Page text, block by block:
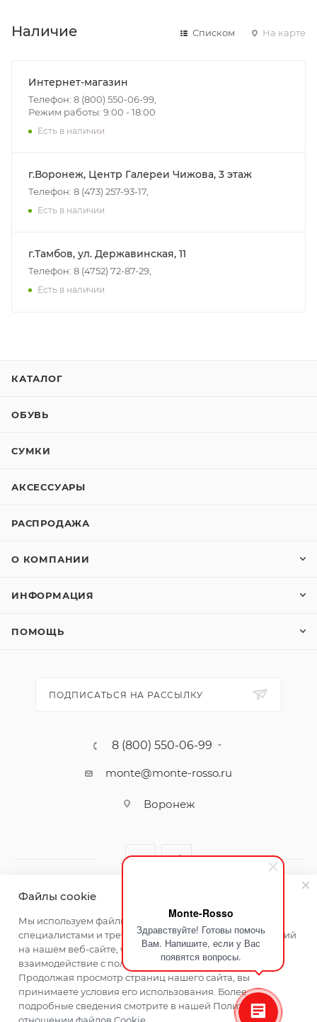
Monte-Rosso
Здравствуйте! Готовы помочь
Вам. Напишите, если у Вас
появятся вопросы.
Наличие Списком На карте
Интернет-магазин
Телефон: 8 (800) 550-06-99,
Режим работы: 9:00 - 18:00
Есть в наличии
г.Воронеж, Центр Галереи Чижова, 3 этаж
Телефон: 8 (473) 257-93-17,
Есть в наличии
г.Тамбов, ул. Державинская, 11
Телефон: 8 (4752) 72-87-29,
Есть в наличии
КАТАЛОГ
ОБУВЬ
СУМКИ
АКСЕССУАРЫ
РАСПРОДАЖА
О КОМПАНИИ
ИНФОРМАЦИЯ
ПОМОЩЬ
ПОДПИСАТЬСЯ НА РАССЫЛКУ
8 (800) 550-06-99
monte@monte-rosso.ru
Воронеж
2026 ©Monte Rosso - магазины обуви и аксессуаров для
женщин
Файлы cookie
Мы используем файлы cookie, разработанные нашими
специалистами и третьими лицами, для анализа событий
на нашем веб-сайте, что позволяет нам улучшать
взаимодействие с пользователями и обслуживание.
Продолжая просмотр страниц нашего сайта, вы
принимаете условия его использования. Более
подробные сведения смотрите в нашей Политике в